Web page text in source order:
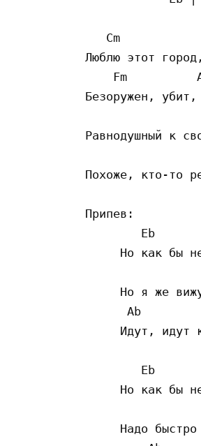
Cm
Люблю этот
Fm
Безоружен, убит,
Равнодушный к
Похоже, кто-то
Припев:
Eb
Но как бы
Но я же
Ab
Идут, идут
Eb
Но как бы
Надо